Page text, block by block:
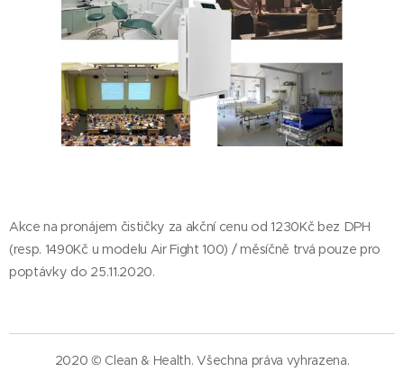
Akce na pronájem čističky za akční cenu od 1230Kč bez DPH
(resp. 1490Kč u modelu Air Fight 100) / měsíčně trvá pouze pro
poptávky do 25.11.2020.
2020 © Clean & Health. Všechna práva vyhrazena.